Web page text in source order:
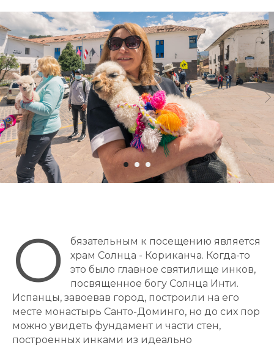
О
бязательным к посещению является
храм Солнца - Кориканча. Когда-то
это было главное святилище инков,
посвященное богу Солнца Инти.
Испанцы, завоевав город, построили на его
месте монастырь Санто-Доминго, но до сих пор
можно увидеть фундамент и части стен,
построенных инками из идеально